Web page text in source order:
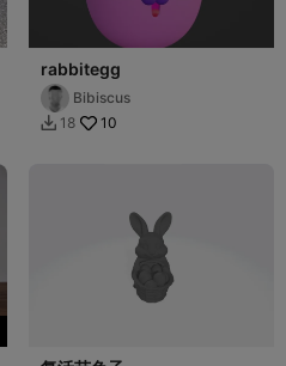
rabbitegg
Bibiscus
 18 10